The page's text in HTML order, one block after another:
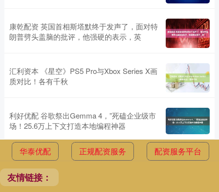
康乾配资 英国首相斯塔默终于发声了，面对特
朗普劈头盖脑的批评，他强硬的表示，英
汇利资本 《星空》PS5 Pro与Xbox Series X画
质对比！各有千秋
利好优配 谷歌祭出Gemma 4，”死磕企业级市
场！25.6万上下文打造本地编程神器
华泰优配 正规配资服务 配资服务平台
友情链接：